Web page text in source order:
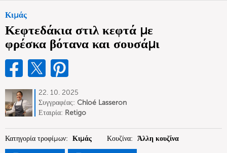
Κιμάς
Κεφτεδάκια στιλ κεφτά με
φρέσκα βότανα και σουσάμι
22. 10. 2025
Συγγραφέας: Chloé Lasseron
Εταιρία: Retigo
Κατηγορία τροφίμων: Κιμάς Κουζίνα: Άλλη κουζίνα